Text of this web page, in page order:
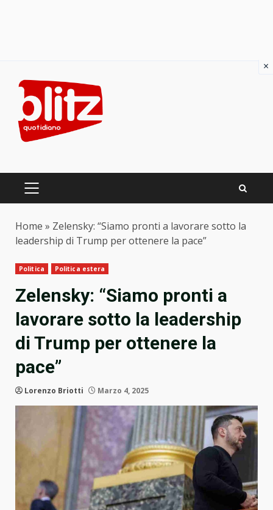
content
PRIMARY
Home » Zelensky: “Siamo pronti a lavorare sotto la
leadership di Trump per ottenere la pace”
Politica Politica estera
Zelensky: “Siamo pronti a
lavorare sotto la leadership
di Trump per ottenere la
pace”
Lorenzo Briotti Marzo 4, 2025
×